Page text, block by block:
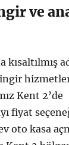
ve
Kent 2’de
fiyat
oto kasa